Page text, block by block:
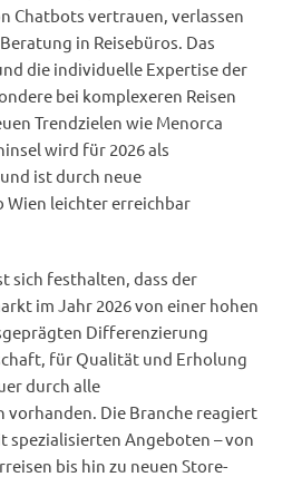
Chatbots vertrauen, verlassen
in Reisebüros. Das
die individuelle Expertise der
bei komplexeren Reisen
Trendzielen wie Menorca
wird für 2026 als
ist durch neue
leichter erreichbar
sich festhalten, dass der
im Jahr 2026 von einer hohen
Differenzierung
für Qualität und Erholung
durch alle
vorhanden. Die Branche reagiert
spezialisierten Angeboten – von
bis hin zu neuen Store-